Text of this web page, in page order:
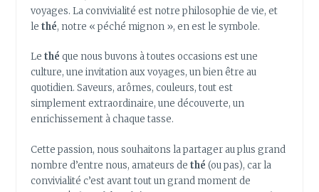
TRAVAIL
CET
!
voyages. La convivialité est notre philosophie de vie, et
lethé, notre « péché mignon », en est le symbole.
Lethé que nous buvons à toutes occasions est une
culture, une invitation aux voyages, un bien être au
quotidien. Saveurs, arômes, couleurs, tout est
simplement extraordinaire, une découverte, un
enrichissement à chaque tasse.
Cette passion, nous souhaitons la partager au plus grand
nombre d’entre nous, amateurs de thé (ou pas), car la
convivialité c’est avant tout un grand moment de